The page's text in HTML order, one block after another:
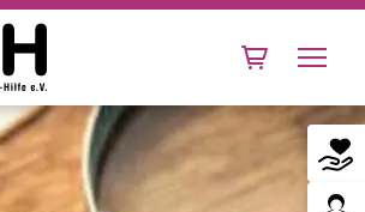
verschiedene Cookies und
Dies beinhaltet Cookies und
für den Betrieb der Webseite
sind, die zu statistischen
besseren Bedienbarkeit der